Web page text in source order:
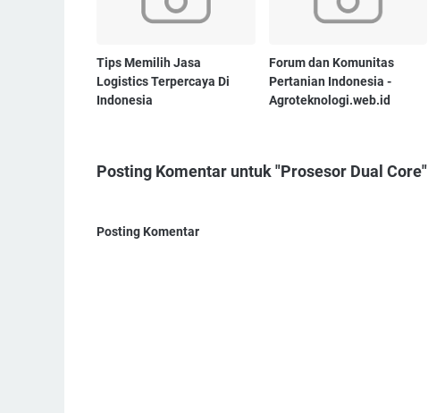
Tips Memilih Jasa
Logistics Terpercaya Di
Indonesia
Forum dan Komunitas
Pertanian Indonesia -
Agroteknologi.web.id
Posting Komentar untuk "Prosesor Dual Core"
Posting Komentar